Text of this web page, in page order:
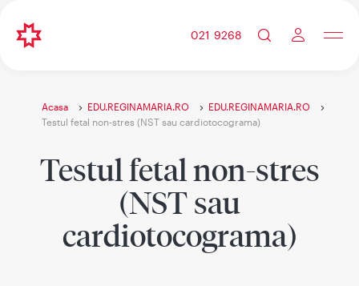
021 9268
Acasa EDU.REGINAMARIA.RO
EDU.REGINAMARIA.RO
Testul fetal non-stres (NST sau cardiotocograma)
Testul fetal non-stres
(NST sau
cardiotocograma)